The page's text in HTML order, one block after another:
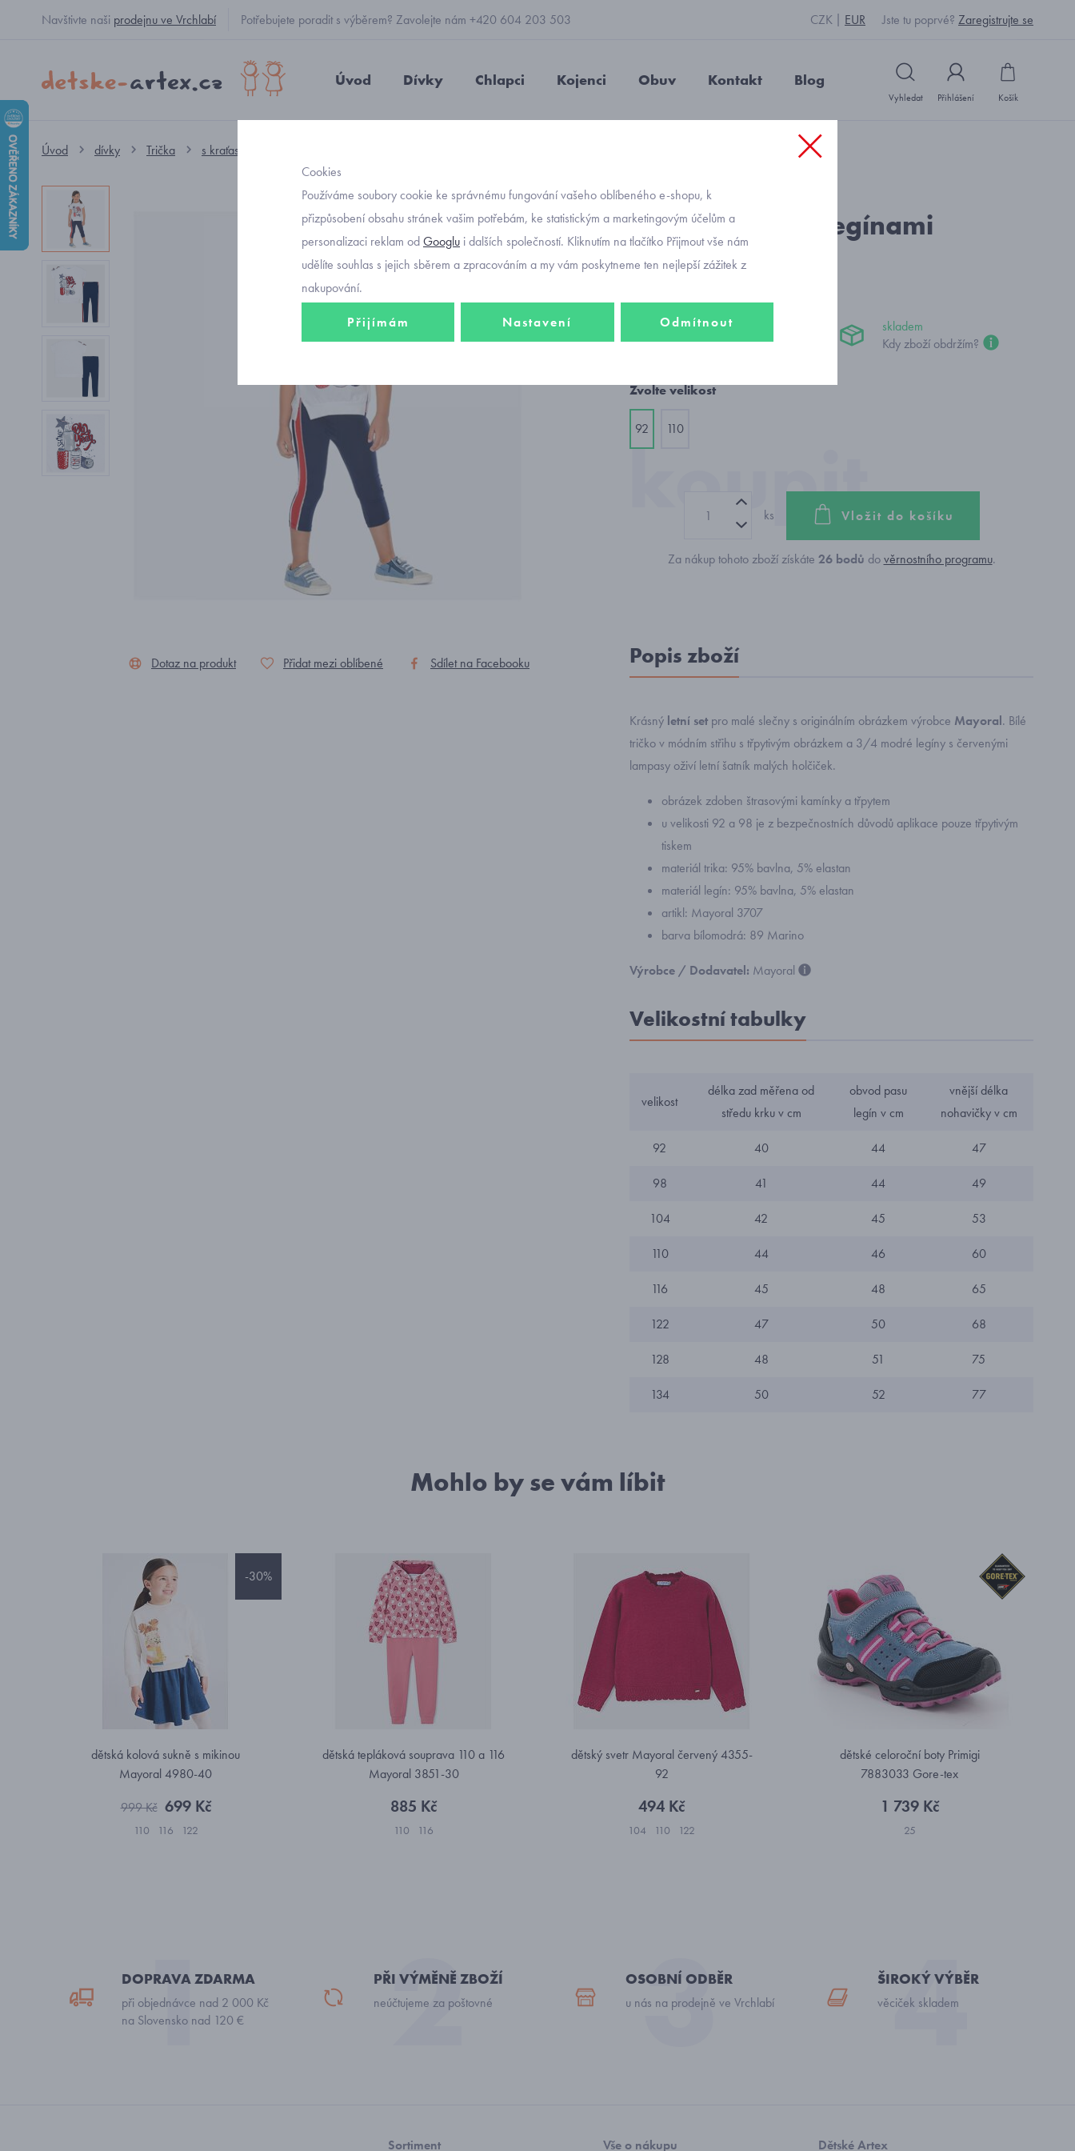
Navštivte naši prodejnu ve Vrchlabí Potřebujete poradit s výběrem? Zavolejte nám +420 604 203 503 CZK EUR Jste tu poprvé? Zaregistrujte se
Úvod Dívky Chlapci Kojenci Obuv Kontakt Blog
Vyhledat Přihlášení Košík
Úvod dívky Trička s kraťasy
-30%
Dotaz na produkt Přidat mezi oblíbené Sdílet na Facebooku
Objednávací kód: L13067_bílomodrá
dívčí komplet s legínami
Mayoral 3707
736 Kč
515 Kč
skladem
Kdy zboží obdržím?
Zvolte velikost
92 110
ks Vložit do košíku
Za nákup tohoto zboží získáte 26bodů dověrnostního programu.
Popis zboží
Krásný letní set pro malé slečny s originálním obrázkem výrobce Mayoral. Bílé
tričko v módním střihu s třpytivým obrázkem a 3/4 modré legíny s červenými
lampasy oživí letní šatník malých holčiček.
obrázek zdoben štrasovými kamínky a třpytem
u velikosti 92 a 98 je z bezpečnostních důvodů aplikace pouze třpytivým
tiskem
materiál trika: 95% bavlna, 5% elastan
materiál legín: 95% bavlna, 5% elastan
artikl: Mayoral 3707
barva bílomodrá: 89 Marino
Výrobce / Dodavatel: Mayoral
Velikostní tabulky
velikost
délka zad měřena od
středu krku v cm
obvod pasu
legín v cm
vnější délka
nohavičky v cm
92 40 44 47
98 41 44 49
104 42 45 53
110 44 46 60
116 45 48 65
122 47 50 68
128 48 51 75
134 50 52 77
Mohlo by se vám líbit
-30%
dětská kolová sukně s mikinou
Mayoral 4980-40
999 Kč 699 Kč
110 116 122
dětská tepláková souprava 110 a 116
Mayoral 3851-30
885 Kč
110 116
dětský svetr Mayoral červený 4355-
92
494 Kč
104 110 122
dětské celoroční boty Primigi
7883033 Gore-tex
1 739 Kč
25
DOPRAVA ZDARMA
při objednávce nad 2 000 Kč
na Slovensko nad 120 €
PŘI VÝMĚNĚ ZBOŽÍ
neúčtujeme za poštovné
OSOBNÍ ODBĚR
u nás na prodejně ve Vrchlabí
ŠIROKÝ VÝBĚR
věciček skladem
Sortiment Vše o nákupu Dětské Artex
Cookies
Používáme soubory cookie ke správnému fungování vašeho oblíbeného e-shopu, k
přizpůsobení obsahu stránek vašim potřebám, ke statistickým a marketingovým účelům a
personalizaci reklam odGooglu i dalších společností. Kliknutím na tlačítko Přijmout vše nám
udělíte souhlas s jejich sběrem a zpracováním a my vám poskytneme ten nejlepší zážitek z
nakupování.
Přijímám Nastavení Odmítnout